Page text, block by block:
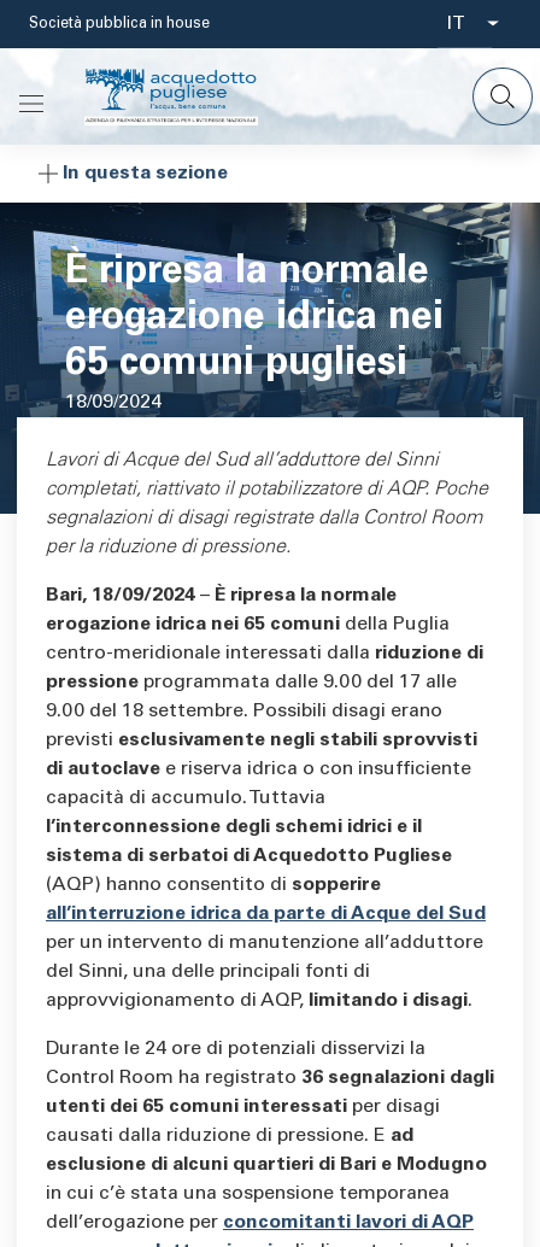
Salta
contenuto
principale
Società pubblica in house
Select
your
IT
In questa sezione
È ripresa la normale
erogazione idrica nei
65 comuni pugliesi
18/09/2024
Area di testo
Lavori di Acque del Sud all’adduttore del Sinni
completati, riattivato il potabilizzatore di AQP. Poche
segnalazioni di disagi registrate dalla Control Room
per la riduzione di pressione.
Bari, 18/09/2024 – È ripresa la normale
erogazione idrica nei 65 comuni della Puglia
centro-meridionale interessati dalla riduzione di
pressione programmata dalle 9.00 del 17 alle
9.00 del 18 settembre. Possibili disagi erano
previsti esclusivamente negli stabili sprovvisti
di autoclave e riserva idrica o con insufficiente
capacità di accumulo. Tuttavia
l’interconnessione degli schemi idrici e il
sistema di serbatoi di Acquedotto Pugliese
(AQP) hanno consentito di sopperire
all’interruzione idrica da parte di Acque del Sud
per un intervento di manutenzione all’adduttore
del Sinni, una delle principali fonti di
approvvigionamento di AQP, limitando i disagi.
Durante le 24 ore di potenziali disservizi la
Control Room ha registrato 36 segnalazioni dagli
utenti dei 65 comuni interessati per disagi
causati dalla riduzione di pressione. E ad
esclusione di alcuni quartieri di Bari e Modugno
in cui c’è stata una sospensione temporanea
dell’erogazione per concomitanti lavori di AQP